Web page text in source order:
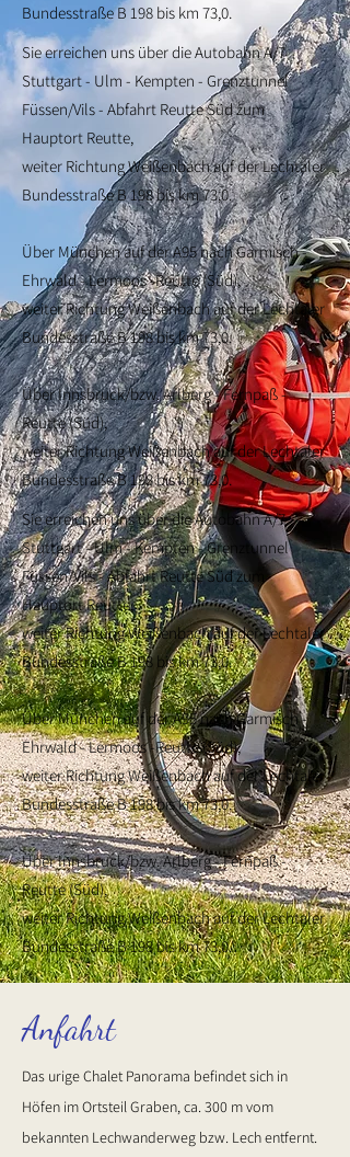
Bundesstraße B 198 bis km 73,0.
Sie erreichen uns über die Autobahn A/7
Stuttgart - Ulm - Kempten - Grenztunnel
Füssen/Vils - Abfahrt Reutte Süd zum
Hauptort Reutte,
weiter Richtung Weißenbach auf der Lechtaler
Bundesstraße B 198 bis km 73,0.
Über München auf der A95 nach Garmisch -
Ehrwald - Lermoos -Reutte (Süd),
weiter Richtung Weißenbach auf der Lechtaler
Bundesstraße B 198 bis km 73,0.
Über Innsbruck/bzw. Arlberg - Fernpaß -
Reutte (Süd),
weiter Richtung Weißenbach auf der Lechtaler
Bundesstraße B 198 bis km 73,0.
Sie erreichen uns über die Autobahn A/7
Stuttgart - Ulm - Kempten - Grenztunnel
Füssen/Vils - Abfahrt Reutte Süd zum
Hauptort Reutte,
weiter Richtung Weißenbach auf der Lechtaler
Bundesstraße B 198 bis km 73,0.
Über München auf der A95 nach Garmisch -
Ehrwald - Lermoos -Reutte (Süd),
weiter Richtung Weißenbach auf der Lechtaler
Bundesstraße B 198 bis km 73,0.
Über Innsbruck/bzw. Arlberg - Fernpaß -
Reutte (Süd),
weiter Richtung Weißenbach auf der Lechtaler
Bundesstraße B 198 bis km 73,0.
Anfahrt
Das urige Chalet Panorama befindet sich in
Höfen im Ortsteil Graben, ca. 300 m vom
bekannten Lechwanderweg bzw. Lech entfernt.